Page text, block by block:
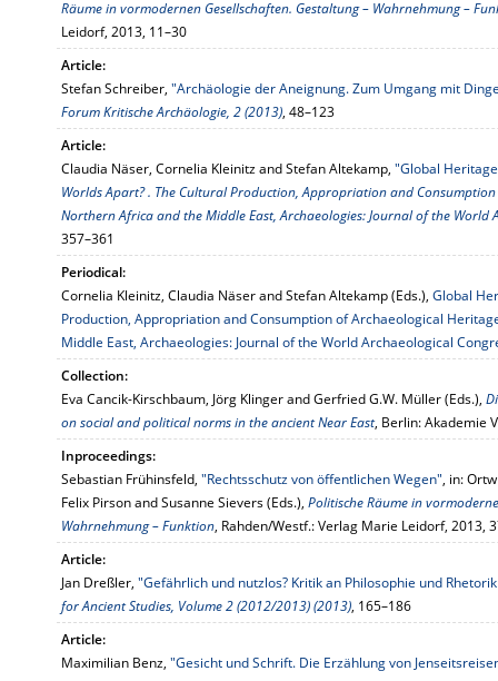
Räume in vormodernen Gesellschaften. Gestaltung – Wahrnehmung –
Leidorf, 2013, 11–30
Article:
Stefan Schreiber, "Archäologie der Aneignung. Zum Umgang mit
Forum Kritische Archäologie, 2 (2013), 48–123
Article:
Claudia Näser, Cornelia Kleinitz and Stefan Altekamp, "Global
Worlds Apart? . The Cultural Production, Appropriation and
Northern Africa and the Middle East, Archaeologies: Journal of the World
357–361
Periodical:
Cornelia Kleinitz, Claudia Näser and Stefan Altekamp (Eds.), Global
Production, Appropriation and Consumption of Archaeological
Middle East, Archaeologies: Journal of the World Archaeological
Collection:
Eva Cancik-Kirschbaum, Jörg Klinger and Gerfried G.W. Müller (Eds.),
on social and political norms in the ancient Near East, Berlin: Akademie
Inproceedings:
Sebastian Frühinsfeld, "Rechtsschutz von öffentlichen Wegen", in:
Felix Pirson and Susanne Sievers (Eds.), Politische Räume in
Wahrnehmung – Funktion, Rahden/Westf.: Verlag Marie Leidorf, 2013,
Article:
Jan Dreßler, "Gefährlich und nutzlos? Kritik an Philosophie und
for Ancient Studies, Volume 2 (2012/2013) (2013), 165–186
Article:
Maximilian Benz, "Gesicht und Schrift. Die Erzählung von